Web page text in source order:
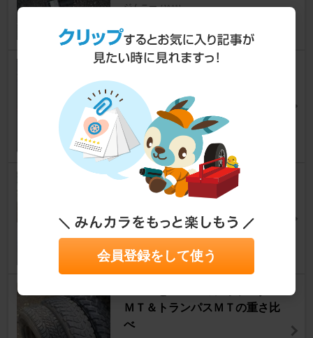
ジムニー [JA11]
49
1
意外と少ない175サイズのＭＴ
タイヤ ナンカンFT-9と１１純
正アルミの重さ
ジムニー [JA11]
シャアジムさん
42
0
チェーンについて ①
[JA11]
47
2
ＭＴ＆トランパスＭＴの重さ比
べ
会員登録をして使う